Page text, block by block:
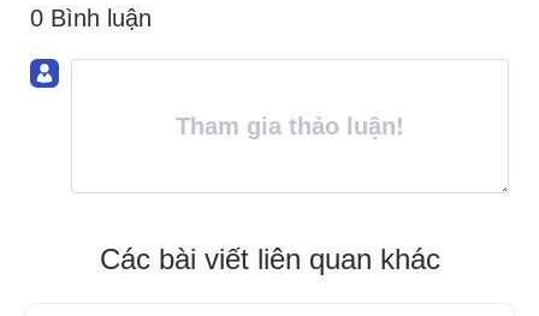
0 Bình luận
Tham gia thảo luận!
Các bài viết liên quan khác